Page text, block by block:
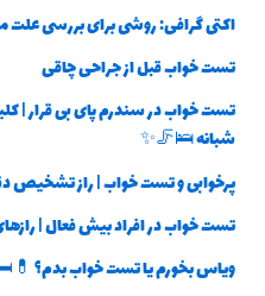
اکتی گرافی: روشی برای بررسی
تست خواب قبل از جراحی چاقی
تست خواب در سندرم پای بی قرار |
شبانه 🛌🦵✨
پرخوابی و تست خواب | راز تشخیص
تست خواب در افراد بیش فعال |
ویاس بخورم یا تست خواب بدم؟